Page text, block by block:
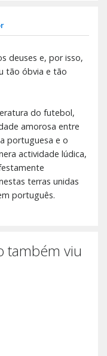
deuses e, por isso,
tão óbvia e tão
do futebol,
amorosa entre
portuguesa e o
actividade lúdica,
terras unidas
português.
também viu